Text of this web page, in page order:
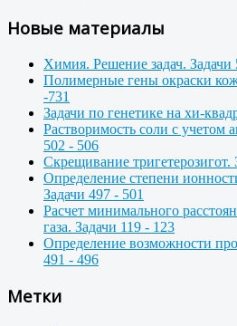
Новые материалы
Химия. Решение задач. Задачи
Полимерные гены окраски
-731
Задачи по генетике на хи-
Растворимость соли с учетом
502 - 506
Скрещивание тригетерозигот.
Определение степени
Задачи 497 - 501
Расчет минимального
газа. Задачи 119 - 123
Определение возможности
491 - 496
Метки